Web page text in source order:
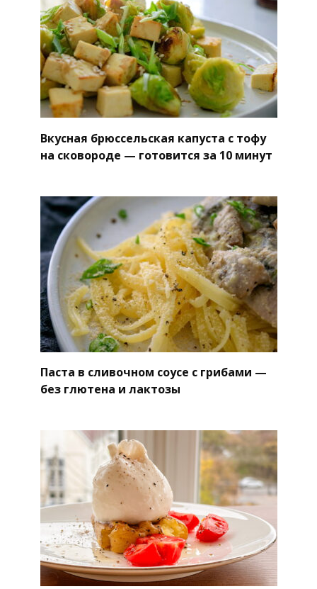
Вкусная брюссельская капуста с тофу
на сковороде — готовится за 10 минут
Паста в сливочном соусе с грибами —
без глютена и лактозы